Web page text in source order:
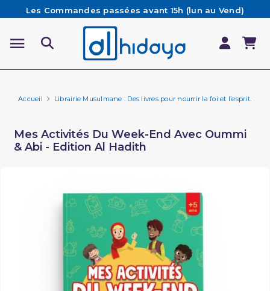
Les Commandes passées avant 15h (lun au Vend)
sont préparées et expédiées le jour même
Besoin d'aide ? Retrouvez notre FAQ
Livraison offerte à partir de 65€ d'achat*
Accueil Librairie Musulmane : Des livres pour nourrir la foi et l’esprit.
Mes Activités Du Week-End Avec Oummi
& Abi - Edition Al Hadith